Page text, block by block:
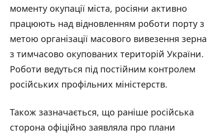
моменту окупації міста, росіяни активно
працюють над відновленням роботи порту з
метою організації масового вивезення зерна
з тимчасово окупованих територій України.
Роботи ведуться під постійним контролем
російських профільних міністерств.
Також зазначається, що раніше російська
сторона офіційно заявляла про плани